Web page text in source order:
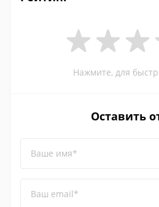
Нажмите, для
Оставить
Ваше имя*
Ваш email*